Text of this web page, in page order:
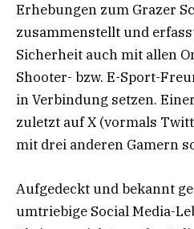
Erhebungen zum Grazer
zusammenstellt und
Sicherheit auch mit allen
Shooter- bzw. E-Sport-
in Verbindung setzen.
zuletzt auf X (vormals
mit drei anderen Gamern
Aufgedeckt und bekannt
umtriebige Social Media-